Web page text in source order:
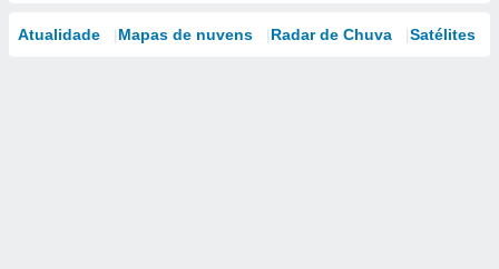
Atualidade Mapas de nuvens Radar de Chuva Satélites